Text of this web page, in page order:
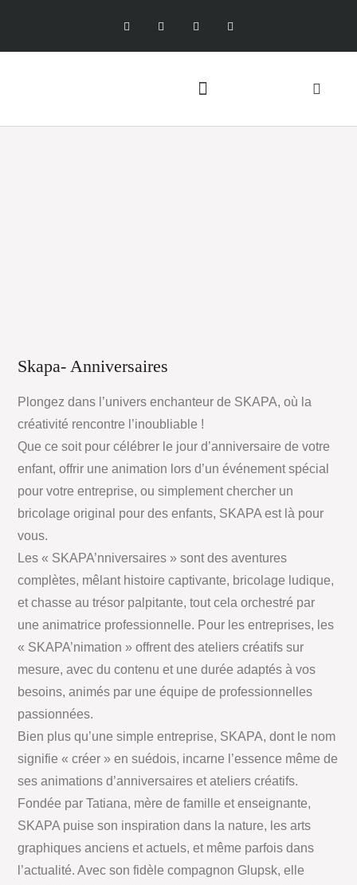
Skapa- Anniversaires
Plongez dans l’univers enchanteur de SKAPA, où la
créativité rencontre l’inoubliable !
Que ce soit pour célébrer le jour d’anniversaire de votre
enfant, offrir une animation lors d’un événement spécial
pour votre entreprise, ou simplement chercher un
bricolage original pour des enfants, SKAPA est là pour
vous.
Les « SKAPA’nniversaires » sont des aventures
complètes, mêlant histoire captivante, bricolage ludique,
et chasse au trésor palpitante, tout cela orchestré par
une animatrice professionnelle. Pour les entreprises, les
« SKAPA’nimation » offrent des ateliers créatifs sur
mesure, avec du contenu et une durée adaptés à vos
besoins, animés par une équipe de professionnelles
passionnées.
Bien plus qu’une simple entreprise, SKAPA, dont le nom
signifie « créer » en suédois, incarne l’essence même de
ses animations d’anniversaires et ateliers créatifs.
Fondée par Tatiana, mère de famille et enseignante,
SKAPA puise son inspiration dans la nature, les arts
graphiques anciens et actuels, et même parfois dans
l’actualité. Avec son fidèle compagnon Glupsk, elle